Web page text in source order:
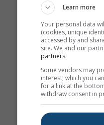
Learn more
Your personal data
(cookies, unique
accessed by and
site. We and our
partners.
Some vendors may
interest, which you
for a link at the
withdraw consent in